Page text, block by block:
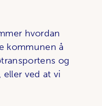
hvordan
kommunen å
og
eller ved at vi